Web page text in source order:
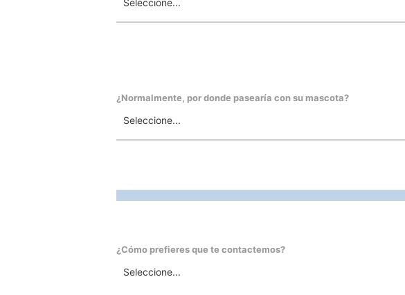
¿Normalmente, por donde pasearía con su mascota?
¿Cómo prefieres que te contactemos?